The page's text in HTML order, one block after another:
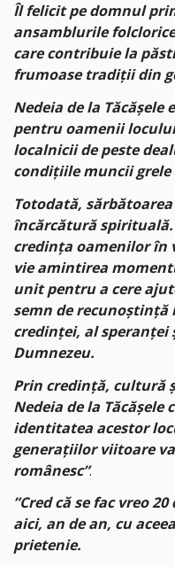
Îl felicit pe domnul
ansamblurile
care contribuie la
frumoase tradiții din
Nedeia de la
pentru oamenii
localnicii de peste
condițiile muncii grele
Totodată,
încărcătură
credința oamenilor în
vie amintirea
unit pentru a cere
semn de recunoștință
credinței, al
Dumnezeu.
Prin credință, cultură
Nedeia de la Tăcășele
identitatea acestor
generațiilor viitoare
românesc”.
”Cred că se fac vreo
aici, an de an, cu
prietenie.